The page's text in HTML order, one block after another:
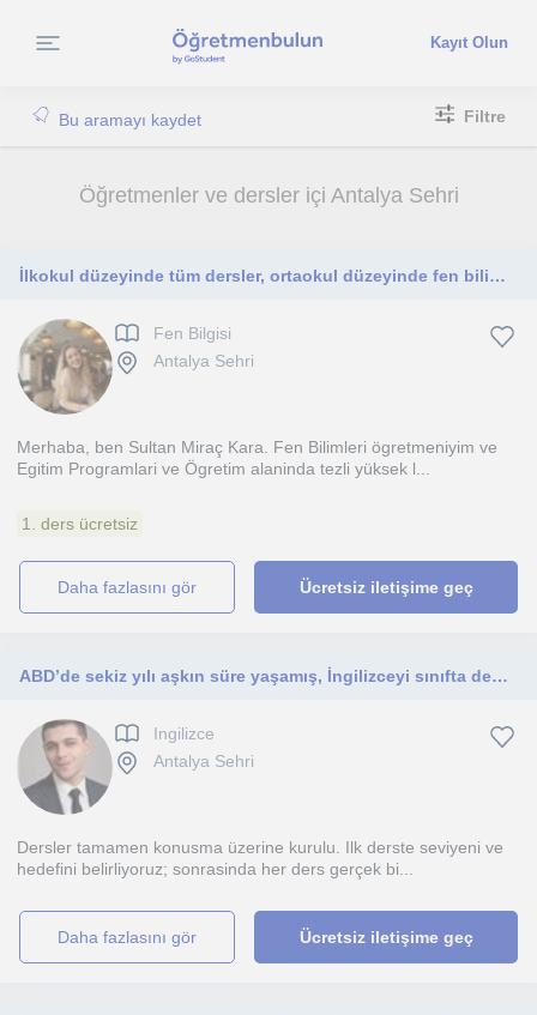
Kayıt Olun
Bu aramayı kaydet Filtre
Öğretmenler ve dersler içi Antalya Sehri
İlkokul düzeyinde tüm dersler, ortaokul düzeyinde fen bilimleri ve ingilizce , lise düzeyinde fizik kimya biyoloji
Fen Bilgisi
Antalya Sehri
Merhaba, ben Sultan Miraç Kara. Fen Bilimleri ögretmeniyim ve
Egitim Programlari ve Ögretim alaninda tezli yüksek l...
1. ders ücretsiz
daha fazlasını gör Ücretsiz iletişime geç
ABD’de sekiz yılı aşkın süre yaşamış, İngilizceyi sınıfta değil iş hayatının içinde öğrenmiş bir eğitmenim
Ingilizce
Antalya Sehri
Dersler tamamen konusma üzerine kurulu. Ilk derste seviyeni ve
hedefini belirliyoruz; sonrasinda her ders gerçek bi...
daha fazlasını gör Ücretsiz iletişime geç